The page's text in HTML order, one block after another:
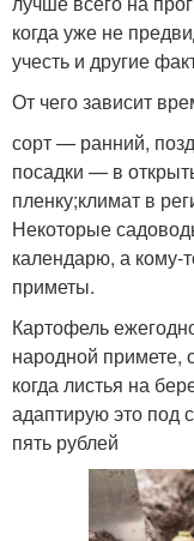
когда уже не
учесть и другие
От чего зависит
сорт — ранний,
посадки — в
пленку;климат в
Некоторые
календарю, а
приметы.
Картофель
народной примете,
когда листья на
адаптирую это
пять рублей